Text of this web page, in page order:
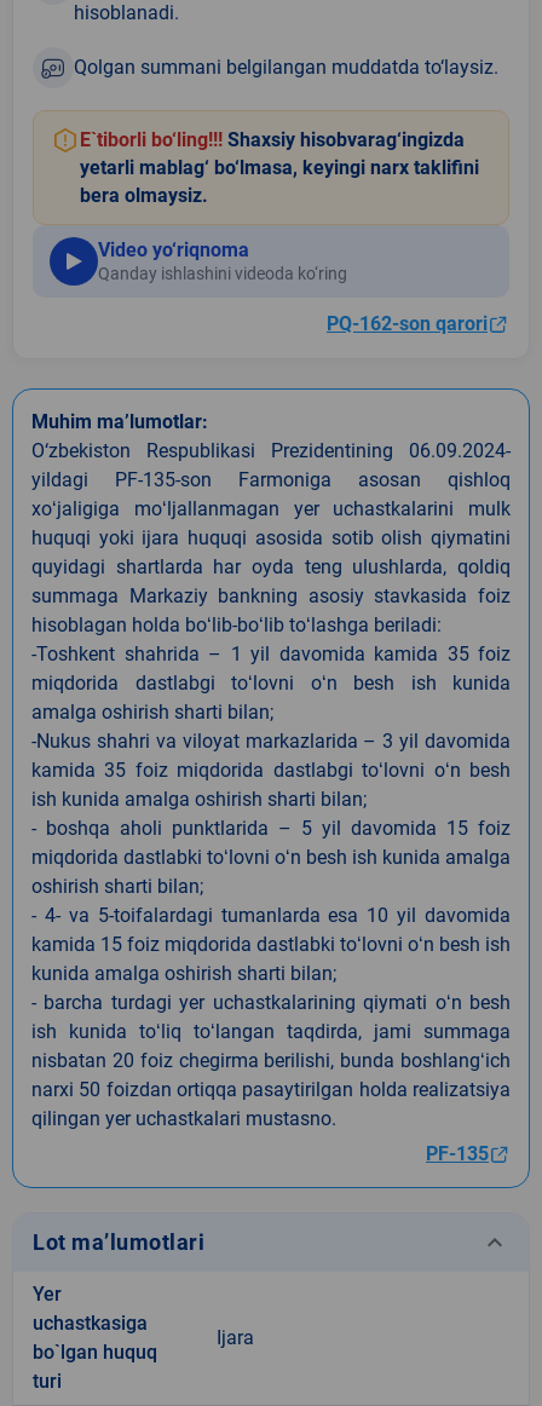
hisoblanadi.
Qolgan summani belgilangan muddatda to‘laysiz.
E`tiborli bo‘ling!!! Shaxsiy hisobvarag‘ingizda
yetarli mablag‘ bo‘lmasa, keyingi narx taklifini
bera olmaysiz.
Video yo‘riqnoma
Qanday ishlashini videoda ko‘ring
PQ-162-son qarori
Muhim ma’lumotlar:
O‘zbekiston Respublikasi Prezidentining 06.09.2024-
yildagi PF-135-son Farmoniga asosan qishloq
xoʻjaligiga moʻljallanmagan yer uchastkalarini mulk
huquqi yoki ijara huquqi asosida sotib olish qiymatini
quyidagi shartlarda har oyda teng ulushlarda, qoldiq
summaga Markaziy bankning asosiy stavkasida foiz
hisoblagan holda boʻlib-boʻlib toʻlashga beriladi:
-Toshkent shahrida – 1 yil davomida kamida 35 foiz
miqdorida dastlabgi toʻlovni oʻn besh ish kunida
amalga oshirish sharti bilan;
-Nukus shahri va viloyat markazlarida – 3 yil davomida
kamida 35 foiz miqdorida dastlabgi toʻlovni oʻn besh
ish kunida amalga oshirish sharti bilan;
- boshqa aholi punktlarida – 5 yil davomida 15 foiz
miqdorida dastlabki toʻlovni oʻn besh ish kunida amalga
oshirish sharti bilan;
- 4- va 5-toifalardagi tumanlarda esa 10 yil davomida
kamida 15 foiz miqdorida dastlabki toʻlovni oʻn besh ish
kunida amalga oshirish sharti bilan;
- barcha turdagi yer uchastkalarining qiymati oʻn besh
ish kunida toʻliq toʻlangan taqdirda, jami summaga
nisbatan 20 foiz chegirma berilishi, bunda boshlangʻich
narxi 50 foizdan ortiqqa pasaytirilgan holda realizatsiya
qilingan yer uchastkalari mustasno.
PF-135
Lot ma’lumotlari keyboard_arrow_down
Yer
uchastkasiga
bo`lgan huquq
turi
Ijara